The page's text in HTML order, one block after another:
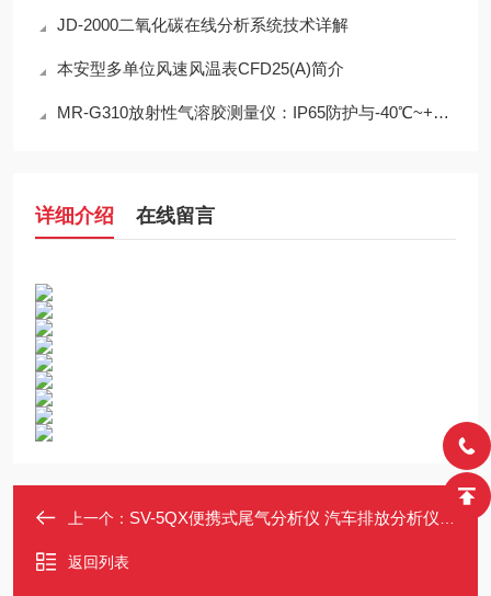
JD-2000二氧化碳在线分析系统技术详解
本安型多单位风速风温表CFD25(A)简介
MR-G310放射性气溶胶测量仪：IP65防护与-40℃~+50℃宽温工作能力
详细介绍 在线留言
上一个： SV-5QX便携式尾气分析仪 汽车排放分析仪 不分光红外吸收法原理
返回列表